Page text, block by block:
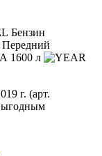
Бензин
Передний
1600 л